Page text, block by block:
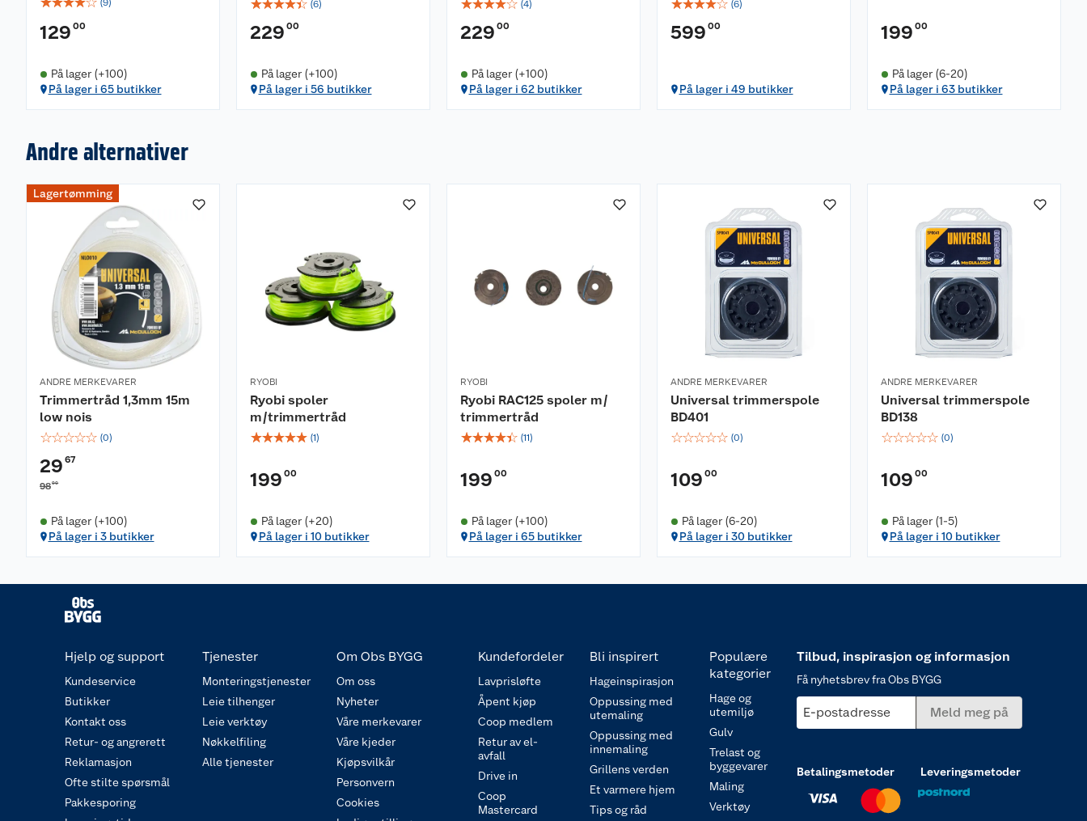
(9)
129 00
På lager (+100)
På lager i 65 butikker
☆☆☆☆☆ (6)
229 00
På lager (+100)
På lager i 56 butikker
☆☆☆☆☆ (4)
229 00
På lager (+100)
På lager i 62 butikker
☆☆☆☆☆ (6)
599 00
På lager i 49 butikker
199 00
På lager (6-20)
På lager i 63 butikker
Andre alternativer
Lagertømming
ANDRE MERKEVARER
Trimmertråd 1,3mm 15m
low nois
☆☆☆☆☆ (0)
29 67
9890
På lager (+100)
På lager i 3 butikker
RYOBI
Ryobi spoler
m/trimmertråd
☆☆☆☆☆ (1)
199 00
På lager (+20)
På lager i 10 butikker
RYOBI
Ryobi RAC125 spoler m/
trimmertråd
☆☆☆☆☆ (11)
199 00
På lager (+100)
På lager i 65 butikker
ANDRE MERKEVARER
Universal trimmerspole
BD401
☆☆☆☆☆ (0)
109 00
På lager (6-20)
På lager i 30 butikker
ANDRE MERKEVARER
Universal trimmerspole
BD138
☆☆☆☆☆ (0)
109 00
På lager (1-5)
På lager i 10 butikker
Hjelp og support
Kundeservice
Butikker
Kontakt oss
Retur- og angrerett
Reklamasjon
Ofte stilte spørsmål
Pakkesporing
Tjenester
Monteringstjenester
Leie tilhenger
Leie verktøy
Nøkkelfiling
Alle tjenester
Om Obs BYGG
Om oss
Nyheter
Våre merkevarer
Våre kjeder
Kjøpsvilkår
Personvern
Cookies
Kundefordeler
Lavprisløfte
Åpent kjøp
Coop medlem
Retur av el-
avfall
Drive in
Coop
Mastercard
Bli inspirert
Hageinspirasjon
Oppussing med
utemaling
Oppussing med
innemaling
Grillens verden
Et varmere hjem
Tips og råd
Populære
kategorier
Hage og
utemiljø
Gulv
Trelast og
byggevarer
Maling
Verktøy
Tilbud, inspirasjon og informasjon
Få nyhetsbrev fra Obs BYGG
E-postadresse Meld meg på
Betalingsmetoder Leveringsmetoder